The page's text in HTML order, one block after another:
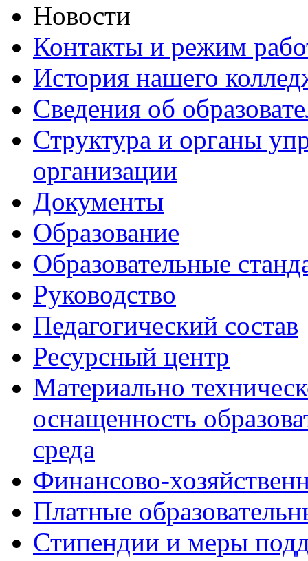
Новости
Контакты и режим
История нашего
Сведения об
Структура и органы
организации
Документы
Образование
Образовательные
Руководство
Педагогический состав
Ресурсный центр
Материально
оснащенность
среда
Финансово-
Платные
Стипендии и меры